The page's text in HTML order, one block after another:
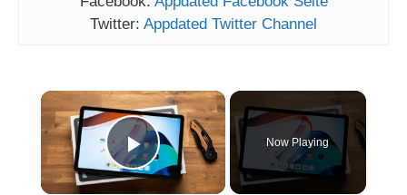
Twitter: Appdated Twitter Channel
×
Play Video
Now Playing